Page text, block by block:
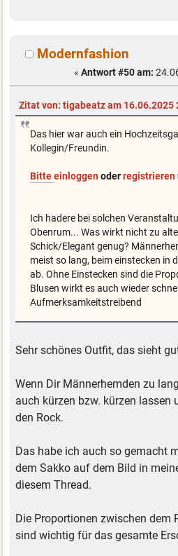
Modernfashion
« Antwort #50 am:
Zitat von: tigabeatz am 16.06.2025
Das hier war auch ein
Kollegin/Freundin.
Bitteeinloggen oderregistrieren
Ich hadere bei solchen
Obenrum... Was wirkt nicht zu
Schick/Elegant genug?
meist so lang, beim einstecken in
ab. Ohne Einstecken sind die
Blusen wirkt es auch wieder
Aufmerksamkeitstreibend
Sehr schönes Outfit, das sieht
Wenn Dir Männerhemden zu
auch kürzen bzw. kürzen lassen
den Rock.
Das habe ich auch so gemacht
dem Sakko auf dem Bild in
diesem Thread.
Die Proportionen zwischen dem
sind wichtig für das gesamte